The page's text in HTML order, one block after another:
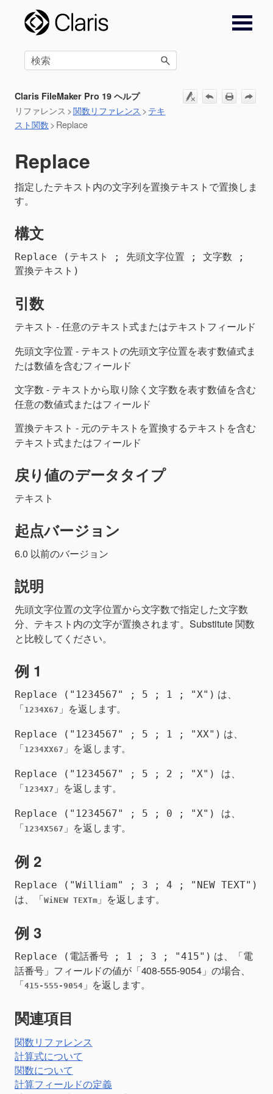
メイン コンテンツにスキップ
Claris FileMaker Pro 19 ヘルプ
リファレンス >関数リファレンス >テキ
スト関数>Replace
Replace
指定したテキスト内の文字列を置換テキストで置換しま
す。
構文
Replace (テキスト ; 先頭文字位置 ; 文字数 ;
置換テキスト)
引数
テキスト - 任意のテキスト式またはテキストフィールド
先頭文字位置 - テキスト の先頭文字位置を表す数値式ま
たは数値を含むフィールド
文字数 - テキストから取り除く文字数を表す数値を含む
任意の数値式またはフィールド
置換テキスト - 元のテキストを置換するテキストを含む
テキスト式またはフィールド
戻り値のデータタイプ
テキスト
起点バージョン
6.0 以前のバージョン
説明
先頭文字位置の文字位置から文字数で指定した文字数
分、
テキスト 内の文字が置換されます。Substitute 関数
と比較してください。
例 1
Replace ("1234567" ; 5 ; 1 ; "X") は、
「1234X67 」を返します。
Replace ("1234567" ; 5 ; 1 ; "XX") は、
「1234XX67 」を返します。
Replace ("1234567" ; 5 ; 2 ; "X") は、
「1234X7 」を返します。
Replace ("1234567" ; 5 ; 0 ; "X") は、
「1234X567 」を返します。
例 2
Replace ("William" ; 3 ; 4 ; "NEW TEXT")
は、「WiNEW TEXTm」を返します。
例 3
Replace (電話番号 ; 1 ; 3 ; "415") は、「電
話番号」フィールドの値が「408-555-9054」の場合、
「415-555-9054」を返します。
関連項目
関数リファレンス
計算式について
関数について
計算フィールドの定義